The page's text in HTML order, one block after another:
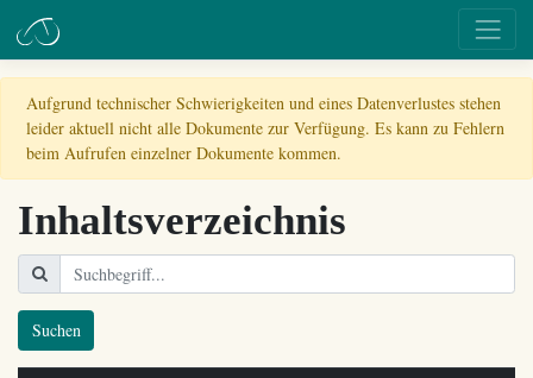
Aufgrund technischer Schwierigkeiten und eines Datenverlustes stehen
leider aktuell nicht alle Dokumente zur Verfügung. Es kann zu Fehlern
beim Aufrufen einzelner Dokumente kommen.
Inhaltsverzeichnis
Suchen